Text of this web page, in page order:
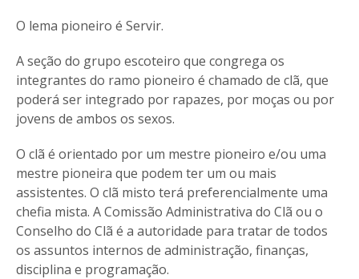
O lema pioneiro é Servir.
A seção do grupo escoteiro que congrega os
integrantes do ramo pioneiro é chamado de clã, que
poderá ser integrado por rapazes, por moças ou por
jovens de ambos os sexos.
O clã é orientado por um mestre pioneiro e/ou uma
mestre pioneira que podem ter um ou mais
assistentes. O clã misto terá preferencialmente uma
chefia mista. A Comissão Administrativa do Clã ou o
Conselho do Clã é a autoridade para tratar de todos
os assuntos internos de administração, finanças,
disciplina e programação.